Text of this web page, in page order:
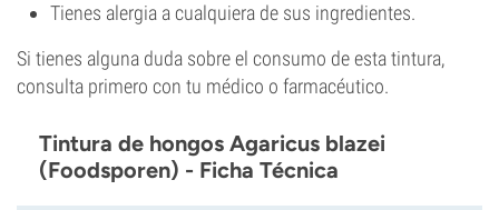
Tienes alergia a cualquiera de sus ingredientes.
Si tienes alguna duda sobre el consumo de esta tintura,
consulta primero con tu médico o farmacéutico.
Tintura de hongos Agaricus blazei
(Foodsporen) - Ficha Técnica